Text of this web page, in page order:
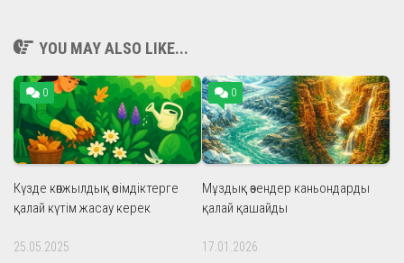
YOU MAY ALSO LIKE...
0
Күзде көпжылдық өсімдіктерге
қалай күтім жасау керек
25.05.2025
0
Мұздық өзендер каньондарды
қалай қашайды
17.01.2026